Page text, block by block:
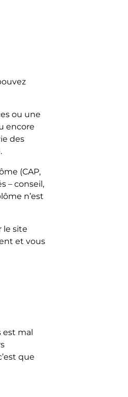
ou une
encore
des
(CAP,
– conseil,
n’est
le site
et vous
est mal
que